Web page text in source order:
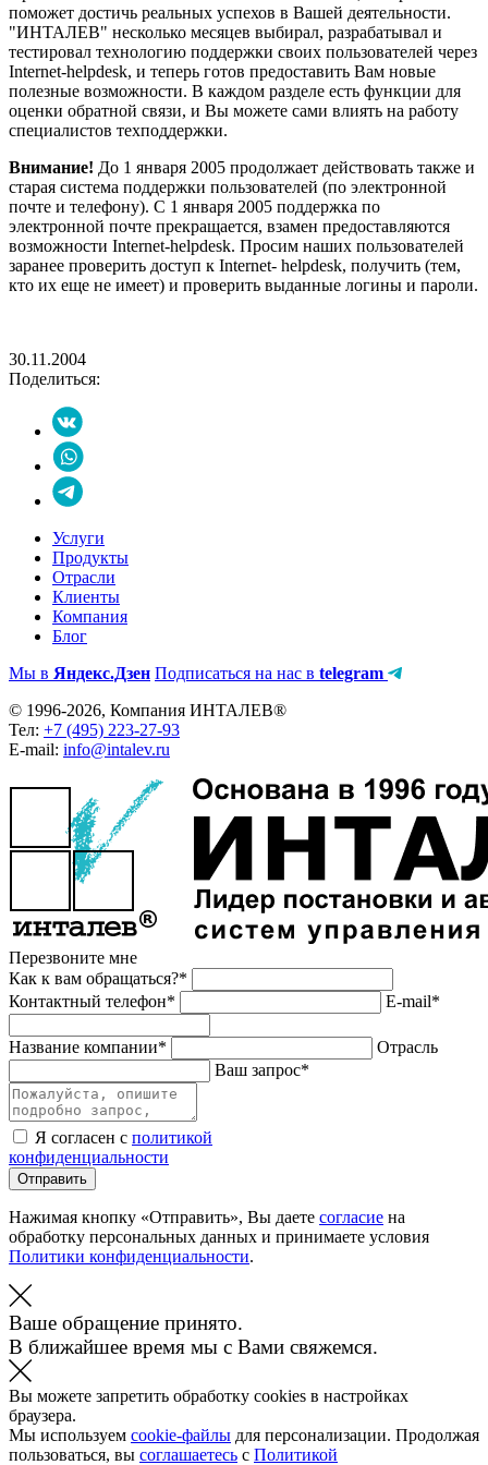
поможет достичь реальных успехов в Вашей деятельности.
"ИНТАЛЕВ" несколько месяцев выбирал, разрабатывал и
тестировал технологию поддержки своих пользователей через
Internet-helpdesk, и теперь готов предоставить Вам новые
полезные возможности. В каждом разделе есть функции для
оценки обратной связи, и Вы можете сами влиять на работу
специалистов техподдержки.
Внимание! До 1 января 2005 продолжает действовать также и
старая система поддержки пользователей (по электронной
почте и телефону). С 1 января 2005 поддержка по
электронной почте прекращается, взамен предоставляются
возможности Internet-helpdesk. Просим наших пользователей
заранее проверить доступ к Internet- helpdesk, получить (тем,
кто их еще не имеет) и проверить выданные логины и пароли.
30.11.2004
Поделиться:
Услуги
Продукты
Отрасли
Клиенты
Компания
Блог
Мы в Яндекс.Дзен Подписаться на нас в telegram
© 1996-2026, Компания ИНТАЛЕВ®
Тел: +7 (495) 223-27-93
E-mail: info@intalev.ru
Перезвоните мне
Как к вам обращаться?*
Контактный телефон*
E-mail*
Название компании*
Отрасль
Ваш запрос*
Я согласен с политикой
конфиденциальности
Отправить
Нажимая кнопку «Отправить», Вы даете согласие на
обработку персональных данных и принимаете условия
Политики конфиденциальности.
Ваше обращение принято.
В ближайшее время мы с Вами свяжемся.
Вы можете запретить обработку cookies в настройках
браузера.
Мы используем cookie-файлы для персонализации. Продолжая
пользоваться, вы соглашаетесь с Политикой